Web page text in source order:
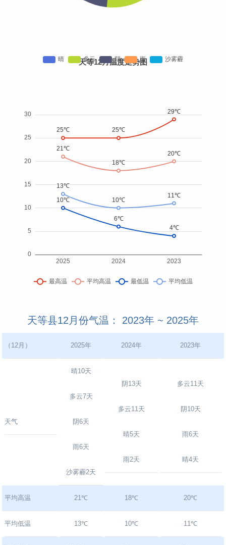
天等12月温度走势图
天等县12月份气温： 2023年 ~ 2025年
（12月） 2025年 2024年 2023年
天气
晴10天
多云7天
阴6天
雨6天
沙雾霾2天
阴13天
多云11天
晴5天
雨2天
多云11天
阴10天
雨6天
晴4天
平均高温 21℃ 18℃ 20℃
平均低温 13℃ 10℃ 11℃